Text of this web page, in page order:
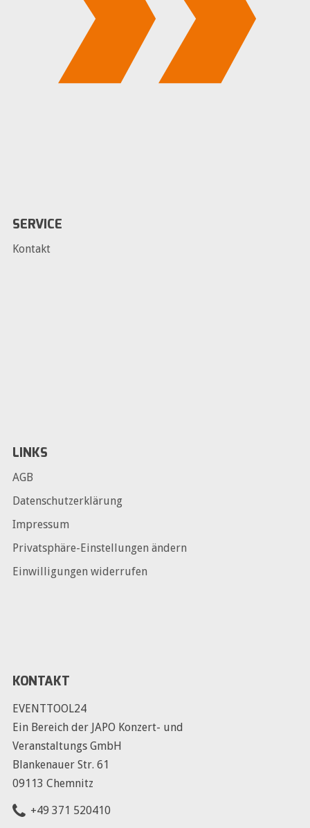
SERVICE
Kontakt
LINKS
AGB
Datenschutzerklärung
Impressum
Privatsphäre-Einstellungen ändern
Einwilligungen widerrufen
KONTAKT
EVENTTOOL24
Ein Bereich der JAPO Konzert- und
Veranstaltungs GmbH
Blankenauer Str. 61
09113 Chemnitz
+49 371 520410